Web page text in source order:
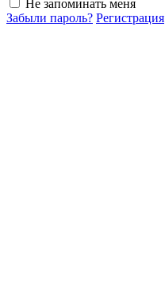
Не запоминать меня
Забыли пароль? Регистрация